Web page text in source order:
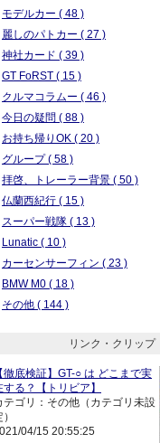
モデルカー ( 48 )
麗しのパトカー ( 27 )
神社カード ( 39 )
GT FoRST ( 15 )
クルマコラムー ( 46 )
今日の疑問 ( 88 )
お持ち帰りOK ( 20 )
グループ ( 58 )
拝啓、トレーラー背景 ( 50 )
仏蘭西紀行 ( 15 )
スーパー戦隊 ( 13 )
Lunatic ( 10 )
カーセンサーフィン ( 23 )
BMW M0 ( 18 )
その他 ( 144 )
リンク・クリップ
【徹底検証】GT-○ は どこまで実
する？【トリビア】
テゴリ：その他（カテゴリ未設
04/15 20:55:25